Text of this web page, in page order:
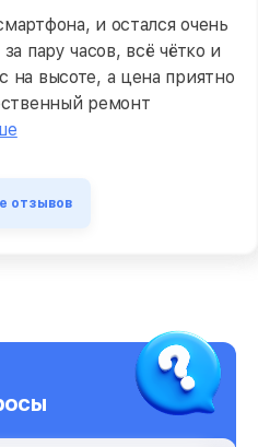
и остался очень
пару часов, всё чётко и
на высоте, а цена приятно
ремонт
отзывов